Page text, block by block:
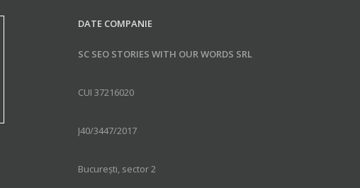
DATE COMPANIE
SC SEO STORIES WITH OUR WORDS SRL
CUI 37216020
J40/3447/2017
București, sector 2